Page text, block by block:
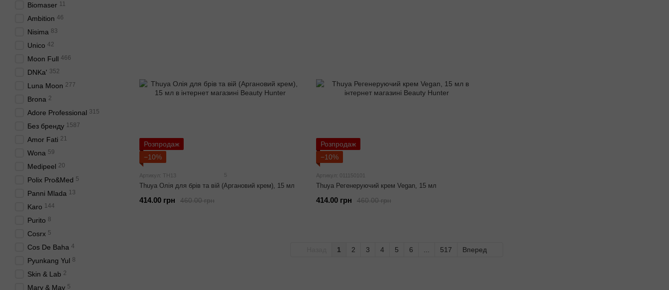
Розпродаж
−10%
Артикул: TH13 5
Thuya Олія для брів та вій (Аргановий крем), 15 мл
460.00 грн
414.00 грн
Розпродаж
−10%
Артикул: 011150101
Thuya Регенеруючий крем Vegan, 15 мл
460.00 грн
414.00 грн
1 2 3 4 5 6 517 Вперед
Biomaser 11
Ambition 46
Nisima 83
Unico 42
Moon Full 466
DNKa' 352
Luna Moon 277
Brona 2
Adore Professional 315
Без бренду 1587
Amor Fati 21
Wona 59
Medipeel 20
Polix Pro&Med 5
Panni Mlada 13
Karo 144
Purito 8
Cosrx 5
Cos De Baha 4
Pyunkang Yul 8
Skin & Lab 2
Mary & May 5